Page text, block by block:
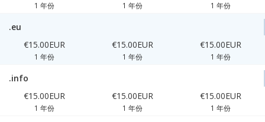
1 年份 1 年份 1 年份
.eu
€15.00EUR
1 年份
€15.00EUR
1 年份
€15.00EUR
1 年份
.info
€15.00EUR
1 年份
€15.00EUR
1 年份
€15.00EUR
1 年份